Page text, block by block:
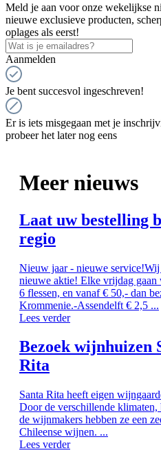
Meld je aan voor onze wekelijkse
nieuwe exclusieve producten,
oplages als eerst!
Aanmelden
Je bent succesvol ingeschreven!
Er is iets misgegaan met je
probeer het later nog eens
Meer nieuws
Laat uw bestelling
regio
Nieuw jaar - nieuwe service!Wij
nieuwe aktie! Elke vrijdag gaan
6 flessen, en vanaf € 50,- dan
Krommenie.-Assendelft € 2,5 ...
Lees verder
Bezoek wijnhuizen
Rita
Santa Rita heeft eigen
Door de verschillende klimaten,
de wijnmakers hebben ze een
Chileense wijnen. ...
Lees verder